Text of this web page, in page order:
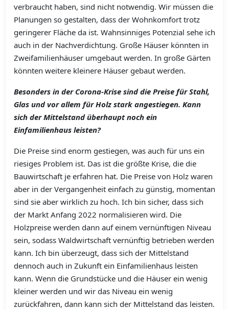
verbraucht haben, sind nicht notwendig. Wir müssen die
Planungen so gestalten, dass der Wohnkomfort trotz
geringerer Fläche da ist. Wahnsinniges Potenzial sehe ich
auch in der Nachverdichtung. Große Häuser könnten in
Zweifamilienhäuser umgebaut werden. In große Gärten
könnten weitere kleinere Häuser gebaut werden.
Besonders in der Corona-Krise sind die Preise für Stahl,
Glas und vor allem für Holz stark angestiegen. Kann
sich der Mittelstand überhaupt noch ein
Einfamilienhaus leisten?
Die Preise sind enorm gestiegen, was auch für uns ein
riesiges Problem ist. Das ist die größte Krise, die die
Bauwirtschaft je erfahren hat. Die Preise von Holz waren
aber in der Vergangenheit einfach zu günstig, momentan
sind sie aber wirklich zu hoch. Ich bin sicher, dass sich
der Markt Anfang 2022 normalisieren wird. Die
Holzpreise werden dann auf einem vernünftigen Niveau
sein, sodass Waldwirtschaft vernünftig betrieben werden
kann. Ich bin überzeugt, dass sich der Mittelstand
dennoch auch in Zukunft ein Einfamilienhaus leisten
kann. Wenn die Grundstücke und die Häuser ein wenig
kleiner werden und wir das Niveau ein wenig
zurückfahren, dann kann sich der Mittelstand das leisten.